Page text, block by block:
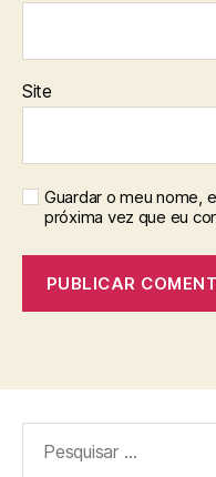
Site
Guardar o meu nome,
próxima vez que eu
por: